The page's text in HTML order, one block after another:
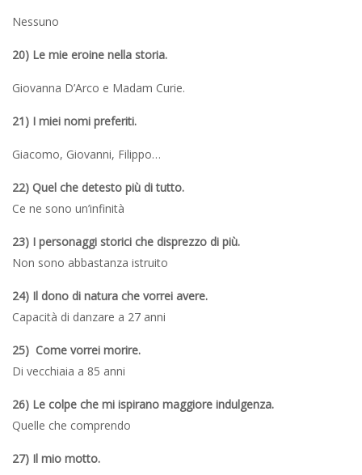
Nessuno
20) Le mie eroine nella storia.
Giovanna D’Arco e Madam Curie.
21) I miei nomi preferiti.
Giacomo, Giovanni, Filippo…
22) Quel che detesto più di tutto.
Ce ne sono un’infinità
23) I personaggi storici che disprezzo di più.
Non sono abbastanza istruito
24) Il dono di natura che vorrei avere.
Capacità di danzare a 27 anni
25) Come vorrei morire.
Di vecchiaia a 85 anni
26) Le colpe che mi ispirano maggiore indulgenza.
Quelle che comprendo
27) Il mio motto.